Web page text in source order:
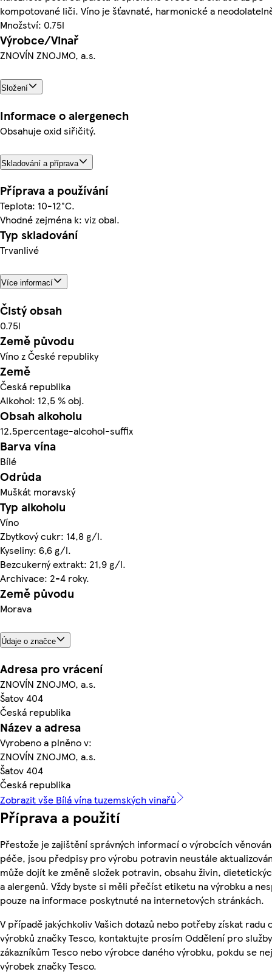
kompotované liči. Víno je šťavnaté, harmonické a
Množství: 0.75l
Výrobce/Vinař
ZNOVÍN ZNOJMO, a.s.
Složení
Informace o alergenech
Obsahuje oxid siřičitý.
Skladování a příprava
Příprava a používání
Teplota: 10-12°C.
Vhodné zejména k: viz obal.
Typ skladování
Trvanlivé
Více informací
Čistý obsah
0.75l
Země původu
Víno z České republiky
Země
Česká republika
Alkohol: 12,5 % obj.
Obsah alkoholu
12.5percentage-alcohol-suffix
Barva vína
Bílé
Odrůda
Muškát moravský
Typ alkoholu
Víno
Zbytkový cukr: 14,8 g/l.
Kyseliny: 6,6 g/l.
Bezcukerný extrakt: 21,9 g/l.
Archivace: 2-4 roky.
Země původu
Morava
Údaje o značce
Adresa pro vrácení
ZNOVÍN ZNOJMO, a.s.
Šatov 404
Česká republika
Název a adresa
Vyrobeno a plněno v:
ZNOVÍN ZNOJMO, a.s.
Šatov 404
Česká republika
Zobrazit vše Bílá vína tuzemských vinařů
Příprava a použití
Přestože je zajištění správných informací o výrobcích
péče, jsou předpisy pro výrobu potravin neustále
může dojít ke změně složek potravin, obsahu živin,
a alergenů. Vždy byste si měli přečíst etiketu na výrobku a
pouze na informace poskytnuté na internetových stránkách.
V případě jakýchkoliv Vašich dotazů nebo potřeby získat radu
výrobků značky Tesco, kontaktujte prosím Oddělení pro služby
zákazníkům Tesco nebo výrobce daného výrobku, pokdu se
výrobek značky Tesco.